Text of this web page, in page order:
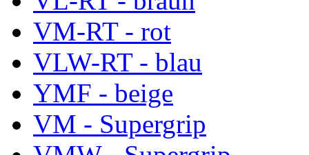
VM-RT - rot
VLW-RT - blau
YMF - beige
VM - Supergrip